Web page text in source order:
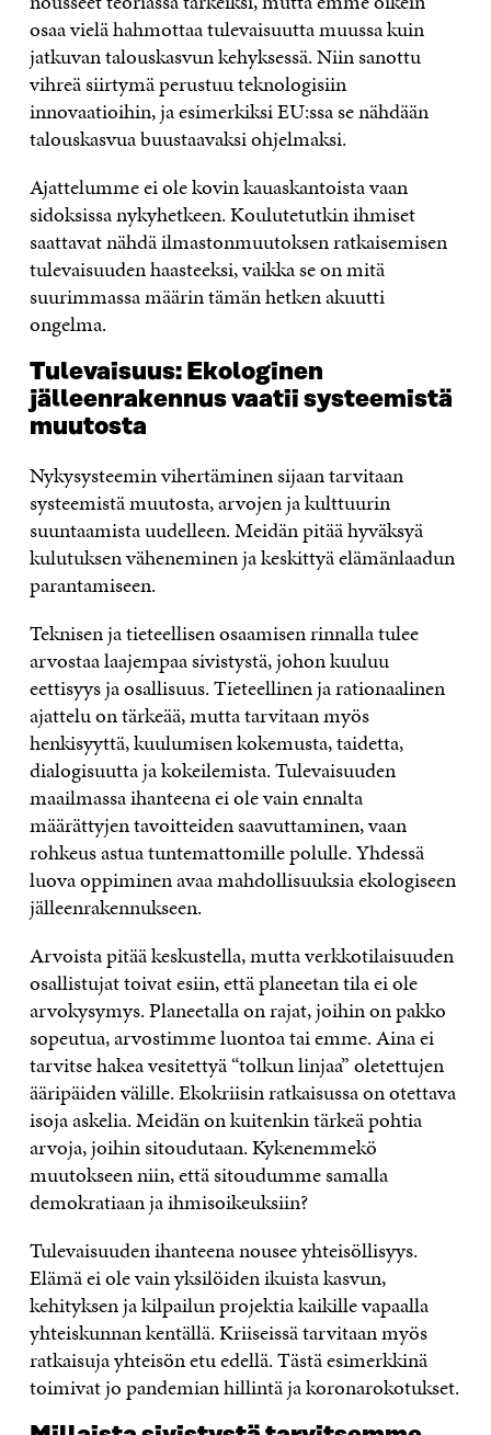
osaa vielä hahmottaa tulevaisuutta muussa kuin
jatkuvan talouskasvun kehyksessä. Niin sanottu
vihreä siirtymä perustuu teknologisiin
innovaatioihin, ja esimerkiksi EU:ssa se nähdään
talouskasvua buustaavaksi ohjelmaksi.
Ajattelumme ei ole kovin kauaskantoista vaan
sidoksissa nykyhetkeen. Koulutetutkin ihmiset
saattavat nähdä ilmastonmuutoksen ratkaisemisen
tulevaisuuden haasteeksi, vaikka se on mitä
suurimmassa määrin tämän hetken akuutti
ongelma.
Tulevaisuus: Ekologinen
jälleenrakennus vaatii systeemistä
muutosta
Nykysysteemin vihertäminen sijaan tarvitaan
systeemistä muutosta, arvojen ja kulttuurin
suuntaamista uudelleen. Meidän pitää hyväksyä
kulutuksen väheneminen ja keskittyä elämänlaadun
parantamiseen.
Teknisen ja tieteellisen osaamisen rinnalla tulee
arvostaa laajempaa sivistystä, johon kuuluu
eettisyys ja osallisuus. Tieteellinen ja rationaalinen
ajattelu on tärkeää, mutta tarvitaan myös
henkisyyttä, kuulumisen kokemusta, taidetta,
dialogisuutta ja kokeilemista. Tulevaisuuden
maailmassa ihanteena ei ole vain ennalta
määrättyjen tavoitteiden saavuttaminen, vaan
rohkeus astua tuntemattomille polulle. Yhdessä
luova oppiminen avaa mahdollisuuksia ekologiseen
jälleenrakennukseen.
Arvoista pitää keskustella, mutta verkkotilaisuuden
osallistujat toivat esiin, että planeetan tila ei ole
arvokysymys. Planeetalla on rajat, joihin on pakko
sopeutua, arvostimme luontoa tai emme. Aina ei
tarvitse hakea vesitettyä “tolkun linjaa” oletettujen
ääripäiden välille. Ekokriisin ratkaisussa on otettava
isoja askelia. Meidän on kuitenkin tärkeä pohtia
arvoja, joihin sitoudutaan. Kykenemmekö
muutokseen niin, että sitoudumme samalla
demokratiaan ja ihmisoikeuksiin?
Tulevaisuuden ihanteena nousee yhteisöllisyys.
Elämä ei ole vain yksilöiden ikuista kasvun,
kehityksen ja kilpailun projektia kaikille vapaalla
yhteiskunnan kentällä. Kriiseissä tarvitaan myös
ratkaisuja yhteisön etu edellä. Tästä esimerkkinä
toimivat jo pandemian hillintä ja koronarokotukset.